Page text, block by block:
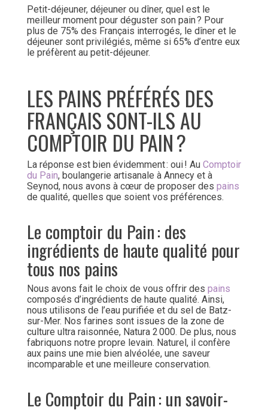
Petit-déjeuner, déjeuner ou dîner, quel est le
meilleur moment pour déguster son pain ? Pour
plus de 75% des Français interrogés, le dîner et le
déjeuner sont privilégiés, même si 65% d’entre eux
le préfèrent au petit-déjeuner.
LES PAINS PRÉFÉRÉS DES
FRANÇAIS SONT-ILS AU
COMPTOIR DU PAIN ?
La réponse est bien évidemment : oui ! Au Comptoir
du Pain, boulangerie artisanale à Annecy et à
Seynod, nous avons à cœur de proposer des pains
de qualité, quelles que soient vos préférences.
Le comptoir du Pain : des
ingrédients de haute qualité pour
tous nos pains
Nous avons fait le choix de vous offrir des pains
composés d’ingrédients de haute qualité. Ainsi,
nous utilisons de l’eau purifiée et du sel de Batz-
sur-Mer. Nos farines sont issues de la zone de
culture ultra raisonnée, Natura 2 000. De plus, nous
fabriquons notre propre levain. Naturel, il confère
aux pains une mie bien alvéolée, une saveur
incomparable et une meilleure conservation.
Le Comptoir du Pain : un savoir-